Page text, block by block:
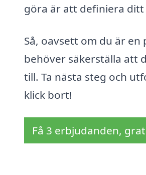
göra är att definiera
Så, oavsett om du är
behöver säkerställa att
till. Ta nästa steg och
klick bort!
Få 3 erbjudanden,